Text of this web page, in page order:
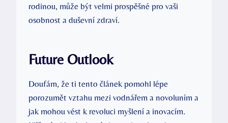
rodinou, může být velmi prospěšné pro vaši
osobnost a duševní zdraví.
Future Outlook
Doufám, že ti tento článek pomohl lépe
porozumět vztahu mezi vodnářem a novoluním a
jak mohou vést k revoluci myšlení a inovacím.